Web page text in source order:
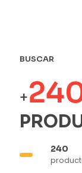
BUSCAR
+
240